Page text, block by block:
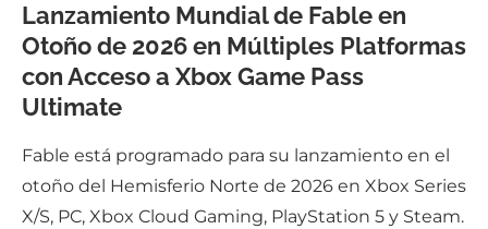
Lanzamiento Mundial de Fable en
Otoño de 2026 en Múltiples Platformas
con Acceso a Xbox Game Pass
Ultimate
Fable está programado para su lanzamiento en el
otoño del Hemisferio Norte de 2026 en Xbox Series
X/S, PC, Xbox Cloud Gaming, PlayStation 5 y Steam.